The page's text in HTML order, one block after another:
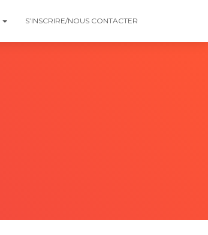
S’INSCRIRE/NOUS CONTACTER